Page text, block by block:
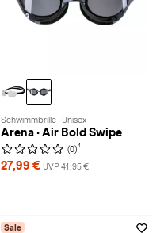
Schwimmbrille · Unisex
Arena · Air Bold Swipe
(0) 1
27,99 € UVP 41,95 €
Sale